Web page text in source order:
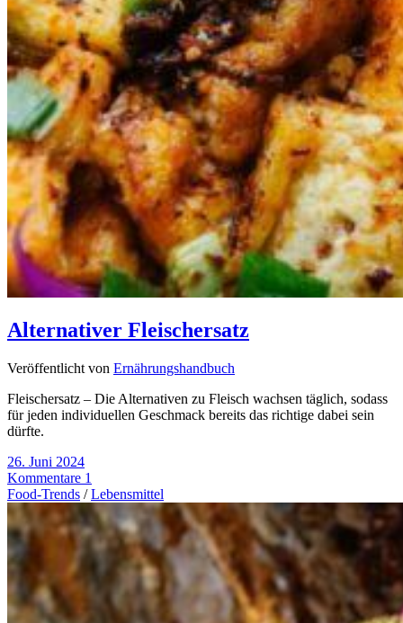
Alternativer Fleischersatz
Veröffentlicht von Ernährungshandbuch
Fleischersatz – Die Alternativen zu Fleisch wachsen täglich, sodass
für jeden individuellen Geschmack bereits das richtige dabei sein
dürfte.
26. Juni 2024
Kommentare 1
Food-Trends /Lebensmittel